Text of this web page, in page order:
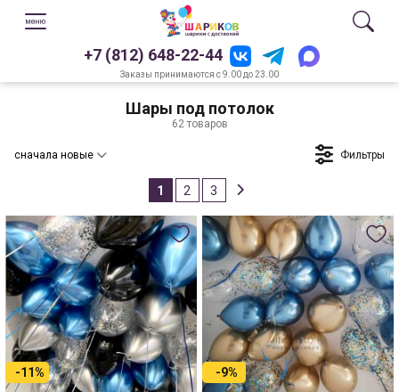
+7 (812) 648-22-44
Заказы принимаются с 9.00 до 23.00
Шары под потолок
62 товаров
сначала новые Фильтры
1 2 3
-11% -9%